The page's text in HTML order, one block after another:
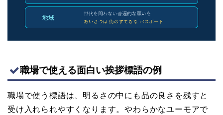
職場で使える面白い挨拶標語の例
職場で使う標語は、明るさの中にも品の良さを残すと
受け入れられやすくなります。やわらかなユーモアで